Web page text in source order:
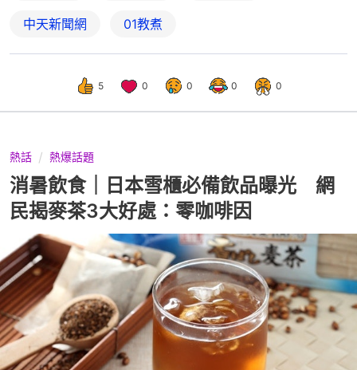
中天新聞網 01教煮
5 0 0 0 0
熱話 熱爆話題
消暑飲食｜日本雪櫃必備飲品曝光 網
民揭麥茶3大好處：零咖啡因